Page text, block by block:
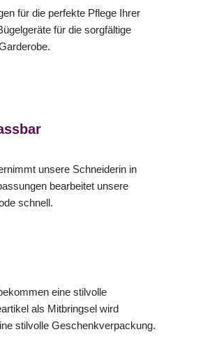
für die perfekte Pflege Ihrer
für die sorgfältige
unsere Schneiderin in
bearbeitet unsere
schnell.
eine stilvolle
als Mitbringsel wird
stilvolle Geschenkverpackung.